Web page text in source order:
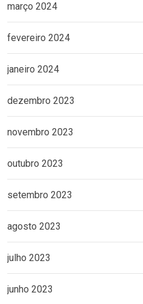
março 2024
fevereiro 2024
janeiro 2024
dezembro 2023
novembro 2023
outubro 2023
setembro 2023
agosto 2023
julho 2023
junho 2023